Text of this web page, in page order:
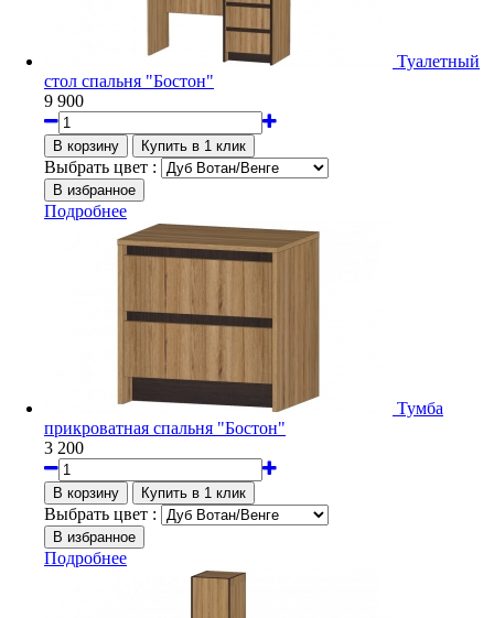
Туалетный
стол спальня "Бостон"
9 900
Выбрать цвет :
Подробнее
Тумба
прикроватная спальня "Бостон"
3 200
Выбрать цвет :
Подробнее